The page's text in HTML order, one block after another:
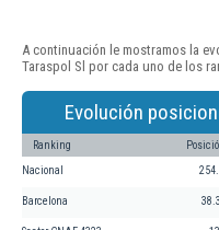
A continuación le mostramos la
Taraspol Sl por cada uno de los
Evolución
Ranking
Nacional
Barcelona